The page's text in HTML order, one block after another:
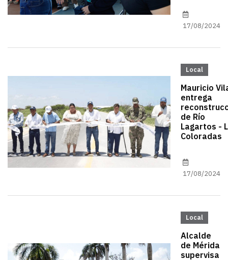
17/08/2024
Local
Mauricio
entrega
de Río
Lagartos -
Coloradas
17/08/2024
Local
Alcalde
de Mérida
supervisa